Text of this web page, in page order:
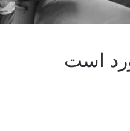
است